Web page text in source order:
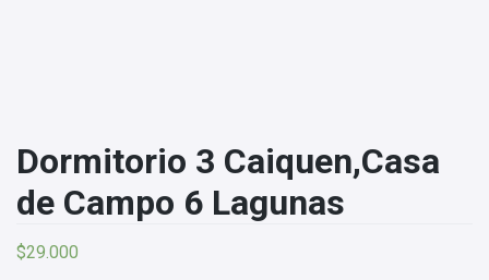
Dormitorio 3 Caiquen,Casa
de Campo 6 Lagunas
$29.000